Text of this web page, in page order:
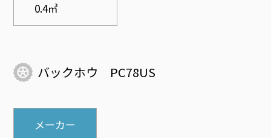
0.4㎥
バックホウ PC78US
メーカー